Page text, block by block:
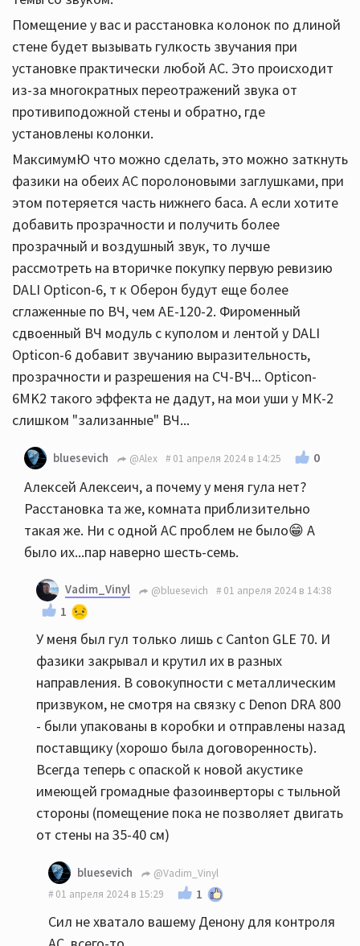
Помещение у вас и расстановка колонок по длиной
стене будет вызывать гулкость звучания при
установке практически любой АС. Это происходит
из-за многократных переотражений звука от
противиподожной стены и обратно, где
установлены колонки.
МаксимумЮ что можно сделать, это можно заткнуть
фазики на обеих АС поролоновыми заглушками, при
этом потеряется часть нижнего баса. А если хотите
добавить прозрачности и получить более
прозрачный и воздушный звук, то лучше
рассмотреть на вторичке покупку первую ревизию
DALI Opticon-6, т к Оберон будут еще более
сглаженные по ВЧ, чем АЕ-120-2. Фироменный
сдвоенный ВЧ модуль с куполом и лентой у DALI
Opticon-6 добавит звучанию выразительность,
прозрачности и разрешения на СЧ-ВЧ... Opticon-
6MK2 такого эффекта не дадут, на мои уши у МК-2
слишком "зализанные" ВЧ...
bluesevich @Alex 01 апреля 2024 в 14:25 0
Алексей Алексеич, а почему у меня гула нет?
Расстановка та же, комната приблизительно
такая же. Ни с одной АС проблем не было😁 А
было их...пар наверно шесть-семь.
Vadim_Vinyl @bluesevich 01 апреля 2024 в 14:38
1
У меня был гул только лишь с Canton GLE 70. И
фазики закрывал и крутил их в разных
направления. В совокупности с металлическим
призвуком, не смотря на связку с Denon DRA 800
- были упакованы в коробки и отправлены назад
поставщику (хорошо была договоренность).
Всегда теперь с опаской к новой акустике
имеющей громадные фазоинверторы с тыльной
стороны (помещение пока не позволяет двигать
от стены на 35-40 см)
bluesevich
@Vadim_Vinyl
01 апреля 2024 в 15:29
1
Сил не хватало вашему Денону для контроля